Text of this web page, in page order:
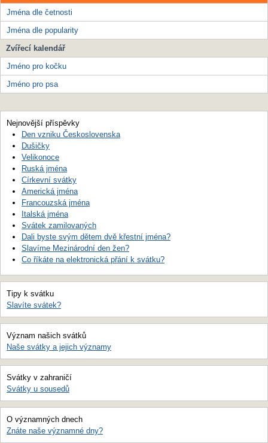
Jména dle četnosti
Jména dle popularity
Zvířecí kalendář
Jméno pro kočku
Jméno pro psa
Nejnovější příspěvky
Den vzniku Československa
Dušičky
Velikonoce
Ruská jména
Církevní svátky
Americká jména
Francouzská jména
Italská jména
Svátek zamilovaných
Dali byste svým dětem dvě křestní jména?
Slavíme Mezinárodní den žen?
Co říkáte na elektronická přání k svátku?
Tipy k svátku
Slavíte svátek?
Význam našich svátků
Naše svátky a jejich významy
Svátky v zahraničí
Svátky u sousedů
O významných dnech
Znáte naše významné dny?